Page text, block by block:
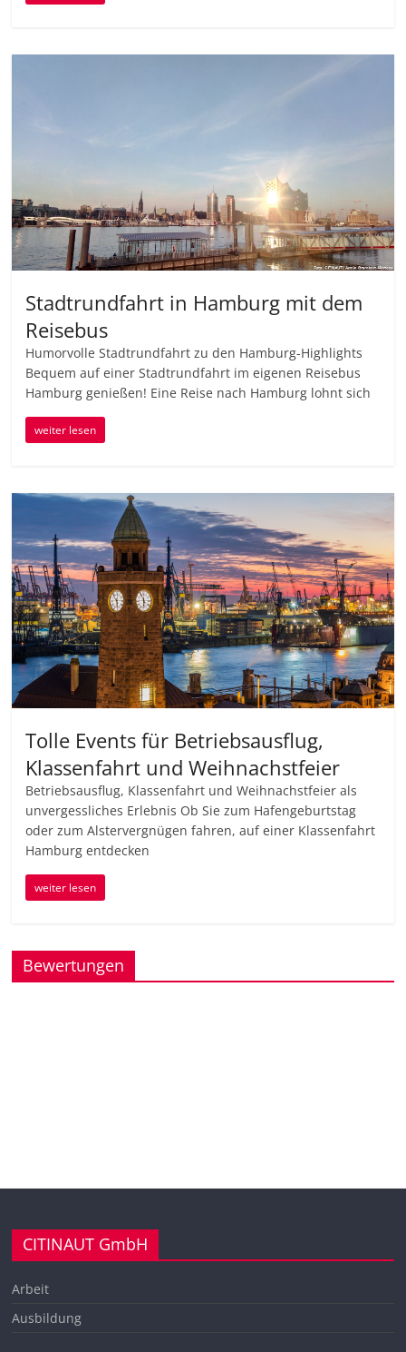
Stadtrundfahrt in Hamburg mit dem
Reisebus
Humorvolle Stadtrundfahrt zu den Hamburg-Highlights
Bequem auf einer Stadtrundfahrt im eigenen Reisebus
Hamburg genießen! Eine Reise nach Hamburg lohnt sich
weiter lesen
Tolle Events für Betriebsausflug,
Klassenfahrt und Weihnachstfeier
Betriebsausflug, Klassenfahrt und Weihnachstfeier als
unvergessliches Erlebnis Ob Sie zum Hafengeburtstag
oder zum Alstervergnügen fahren, auf einer Klassenfahrt
Hamburg entdecken
weiter lesen
Bewertungen
CITINAUT GmbH
Arbeit
Ausbildung